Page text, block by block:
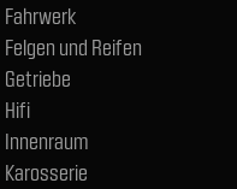
Fahrwerk
Felgen und Reifen
Getriebe
Hifi
Innenraum
Karosserie